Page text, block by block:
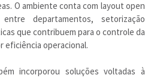
O ambiente conta com layout open
departamentos, setorização
que contribuem para o controle da
eficiência operacional.
incorporou soluções voltadas à